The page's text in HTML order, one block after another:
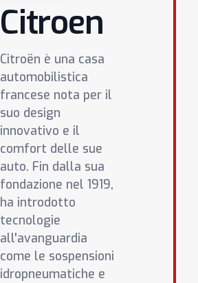
Citroen
Citroën è una casa
automobilistica
francese nota per il
suo design
innovativo e il
comfort delle sue
auto. Fin dalla sua
fondazione nel 1919,
ha introdotto
tecnologie
all'avanguardia
come le sospensioni
idropneumatiche e